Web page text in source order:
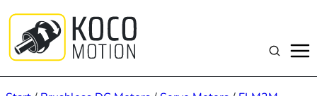
Inhalt
springen
Suchen